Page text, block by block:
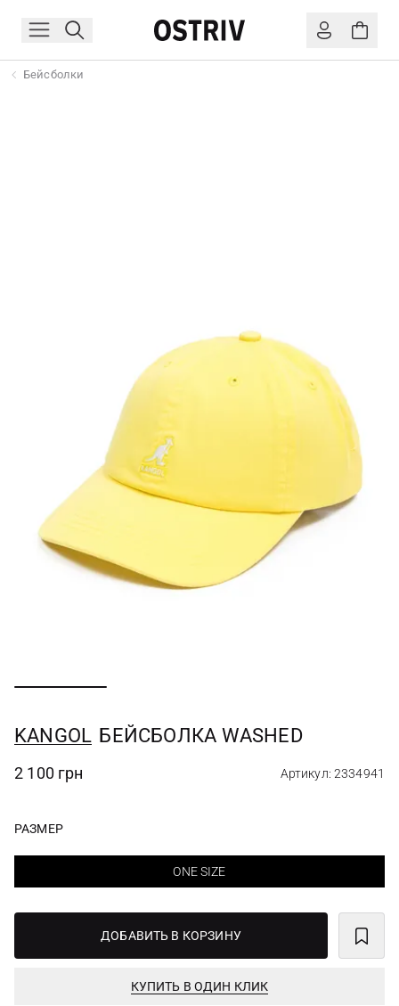
Бейсболки
KANGOL БЕЙСБОЛКА WASHED
2 100 грн Артикул: 2334941
РАЗМЕР
ONE SIZE
ДОБАВИТЬ В КОРЗИНУ
КУПИТЬ В ОДИН КЛИК